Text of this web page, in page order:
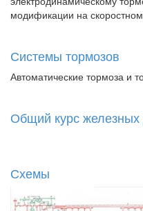
модификации на
Системы тормозов
Автоматические тормоза и
Общий курс железных
Схемы